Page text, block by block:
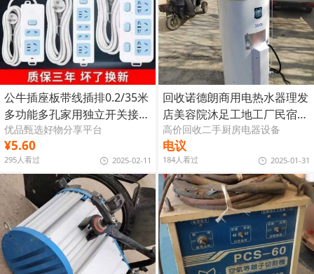
公牛插座板带线插排0.2/35米
多功能多孔家用独立开关接线
板
优品甄选好物分享平台
¥5.60
295人看过 2025-02-11
回收诺德朗商用电热水器理发
店美容院沐足工地工厂民宿立
式热水器
高价回收二手厨房电器设备
电议
184人看过 2025-01-31